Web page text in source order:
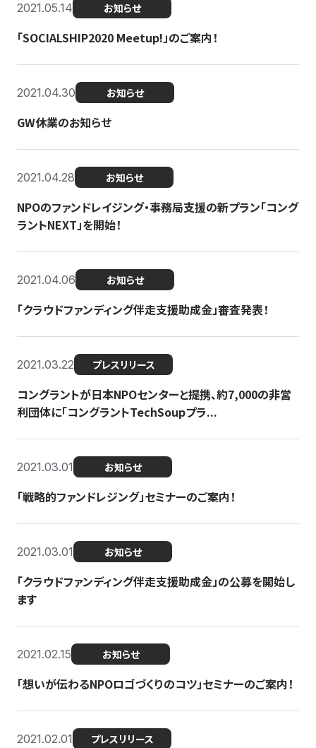
2021.05.14 お知らせ
「SOCIALSHIP2020 Meetup!」のご案内！
2021.04.30 お知らせ
GW休業のお知らせ
2021.04.28 お知らせ
NPOのファンドレイジング・事務局支援の新プラン「コング
ラントNEXT」を開始！
2021.04.06 お知らせ
「クラウドファンディング伴走支援助成金」審査発表！
2021.03.22 プレスリリース
コングラントが日本NPOセンターと提携、約7,000の非営
利団体に「コングラントTechSoupプラ...
2021.03.01 お知らせ
「戦略的ファンドレジング」セミナーのご案内！
2021.03.01 お知らせ
「クラウドファンディング伴走支援助成金」の公募を開始し
ます
2021.02.15 お知らせ
「想いが伝わるNPOロゴづくりのコツ」セミナーのご案内！
2021.02.01 プレスリリース